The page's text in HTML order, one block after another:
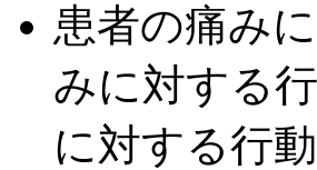
患者の痛み
みに対する
に対する行